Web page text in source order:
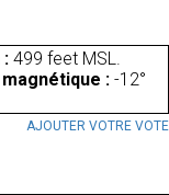
: 499 feet MSL.
: -12°
AJOUTER VOTRE VOTE